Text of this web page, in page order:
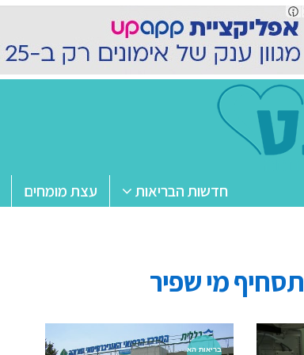
חדשות הבריאות עצת מומחים
תסחיף מי שפיר
בריאות הא